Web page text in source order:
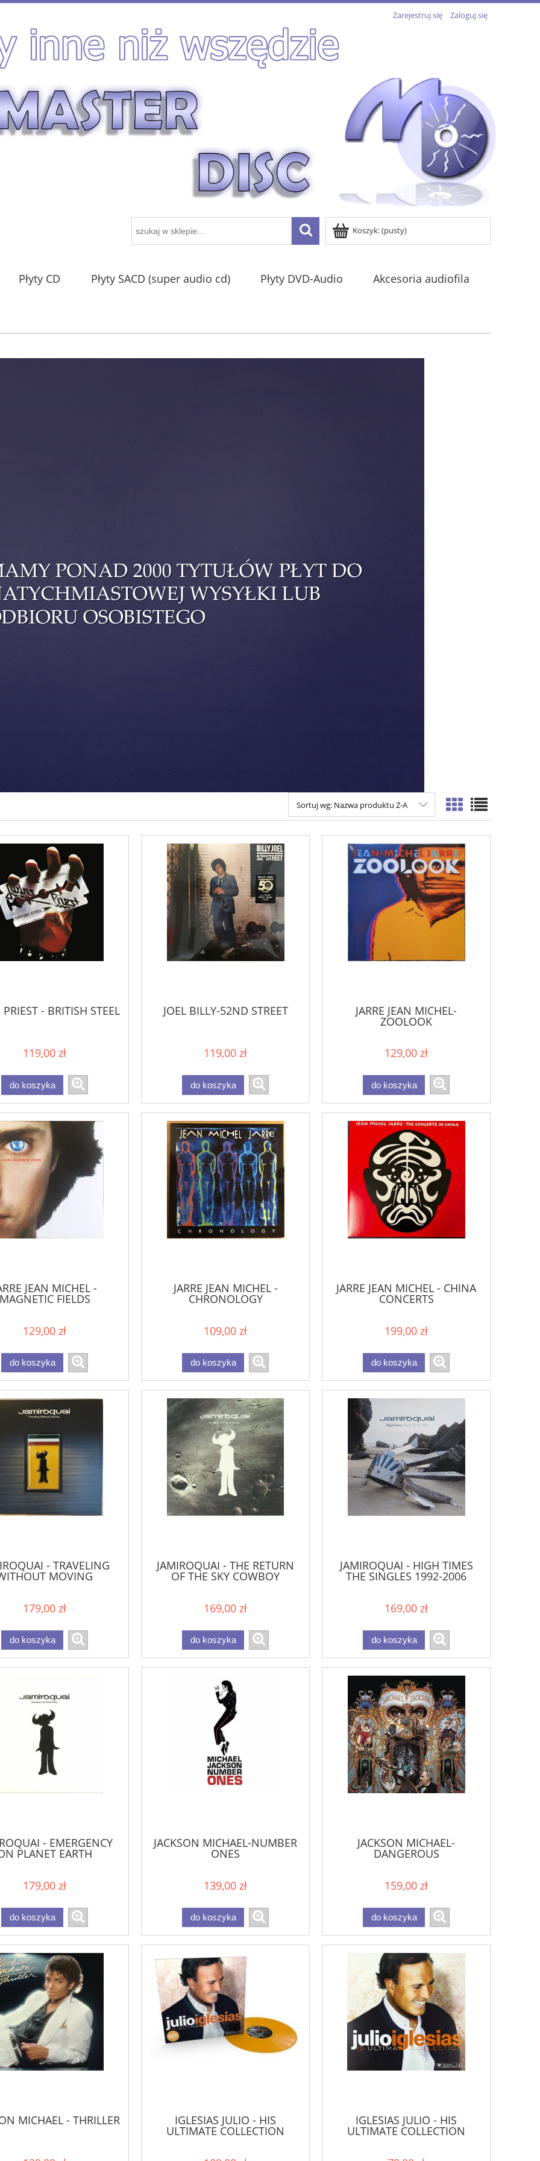
Zarejestruj się Zaloguj się
Koszyk:(pusty)
Płyty CD Płyty SACD (super audio cd) Płyty DVD-Audio Akcesoria audiofila
Sortuj wg: Nazwa produktu Z-A
PRIEST - BRITISH STEEL
119,00 zł
do koszyka
JOEL BILLY-52ND STREET
119,00 zł
do koszyka
JARRE JEAN MICHEL-
ZOOLOOK
129,00 zł
do koszyka
JEAN MICHEL -
FIELDS
129,00 zł
do koszyka
JARRE JEAN MICHEL -
CHRONOLOGY
109,00 zł
do koszyka
JARRE JEAN MICHEL - CHINA
CONCERTS
199,00 zł
do koszyka
- TRAVELING
MOVING
179,00 zł
do koszyka
JAMIROQUAI - THE RETURN
OF THE SKY COWBOY
169,00 zł
do koszyka
JAMIROQUAI - HIGH TIMES
THE SINGLES 1992-2006
169,00 zł
do koszyka
- EMERGENCY
PLANET EARTH
179,00 zł
do koszyka
JACKSON MICHAEL-NUMBER
ONES
139,00 zł
do koszyka
JACKSON MICHAEL-
DANGEROUS
159,00 zł
do koszyka
MICHAEL - THRILLER IGLESIAS JULIO - HIS
ULTIMATE COLLECTION
IGLESIAS JULIO - HIS
ULTIMATE COLLECTION